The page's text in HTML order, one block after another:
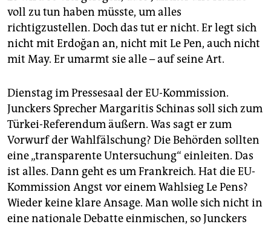
voll zu tun haben müsste, um alles
richtigzustellen. Doch das tut er nicht. Er legt sich
nicht mit Erdoğan an, nicht mit Le Pen, auch nicht
mit May. Er umarmt sie alle – auf seine Art.
Dienstag im Pressesaal der EU-Kommission.
Junckers Sprecher Margaritis Schinas soll sich zum
Türkei-Referendum äußern. Was sagt er zum
Vorwurf der Wahlfälschung? Die Behörden sollten
eine „transparente Untersuchung“ einleiten. Das
ist alles. Dann geht es um Frankreich. Hat die EU-
Kommission Angst vor einem Wahlsieg Le Pens?
Wieder keine klare Ansage. Man wolle sich nicht in
eine nationale Debatte einmischen, so ­Junckers